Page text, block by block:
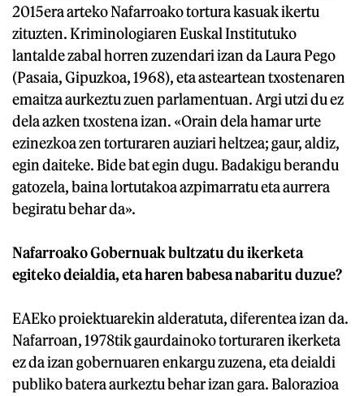
2015era arteko Nafarroako tortura kasuak ikertu
zituzten. Kriminologiaren Euskal Institutuko
lantalde zabal horren zuzendari izan da Laura Pego
(Pasaia, Gipuzkoa, 1968), eta asteartean txostenaren
emaitza aurkeztu zuen parlamentuan. Argi utzi du ez
dela azken txostena izan. «Orain dela hamar urte
ezinezkoa zen torturaren auziari heltzea; gaur, aldiz,
egin daiteke. Bide bat egin dugu. Badakigu berandu
gatozela, baina lortutakoa azpimarratu eta aurrera
begiratu behar da».
Nafarroako Gobernuak bultzatu du ikerketa
egiteko deialdia, eta haren babesa nabaritu duzue?
EAEko proiektuarekin alderatuta, diferentea izan da.
Nafarroan, 1978tik gaurdainoko torturaren ikerketa
ez da izan gobernuaren enkargu zuzena, eta deialdi
publiko batera aurkeztu behar izan gara. Balorazioa